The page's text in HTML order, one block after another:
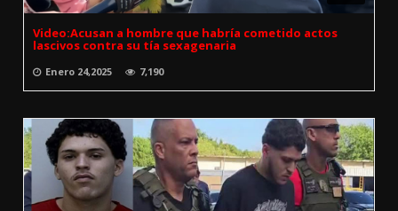
Video:Acusan a hombre que habría cometido actos
lascivos contra su tía sexagenaria
Enero 24,2025 7,190